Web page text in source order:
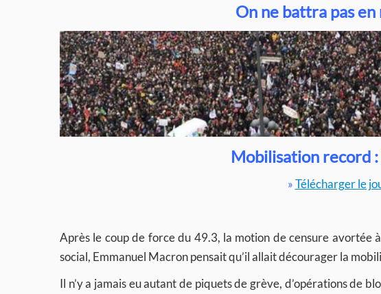
On ne battra pas
Mobilisation record
»Télécharger le
Après le coup de force du 49.3, la motion de censure avortée
social, Emmanuel Macron pensait qu’il allait décourager la
Il n’y a jamais eu autant de piquets de grève, d’opérations de